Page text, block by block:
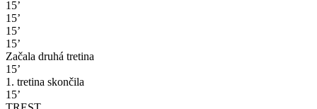
15’
15’
15’
15’
Začala druhá tretina
15’
1. tretina skončila
15’